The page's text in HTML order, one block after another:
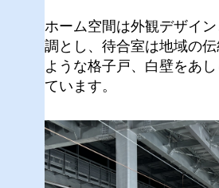
ホーム空間は外観デザイ
調とし、待合室は地域の
ような格子戸、白壁をあ
ています。